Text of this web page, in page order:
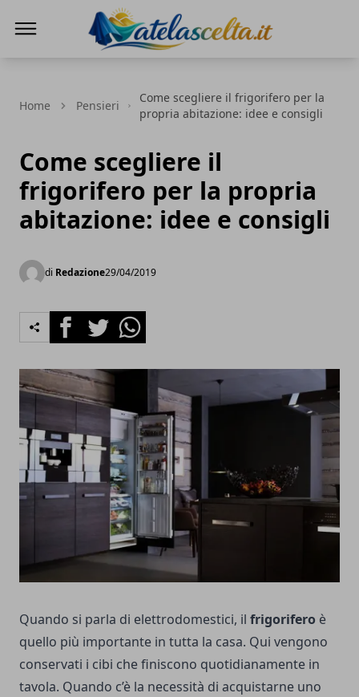
Home Pensieri
Come scegliere il frigorifero per la
propria abitazione: idee e consigli
Come scegliere il
frigorifero per la propria
abitazione: idee e consigli
di Redazione29/04/2019
FacebookTwitterWhatsapp
Quando si parla di elettrodomestici, il frigorifero è
quello più importante in tutta la casa. Qui vengono
conservati i cibi che finiscono quotidianamente in
tavola. Quando c’è la necessità di acquistarne uno